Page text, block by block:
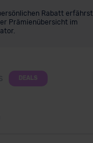
Rabatt erfährst
Prämienübersicht im
DEALS